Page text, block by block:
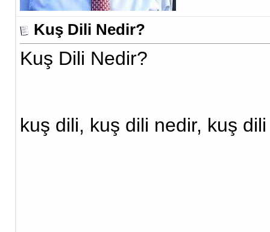
Kuş Dili Nedir?
Kuş Dili Nedir?
kuş dili, kuş dili nedir, kuş dili